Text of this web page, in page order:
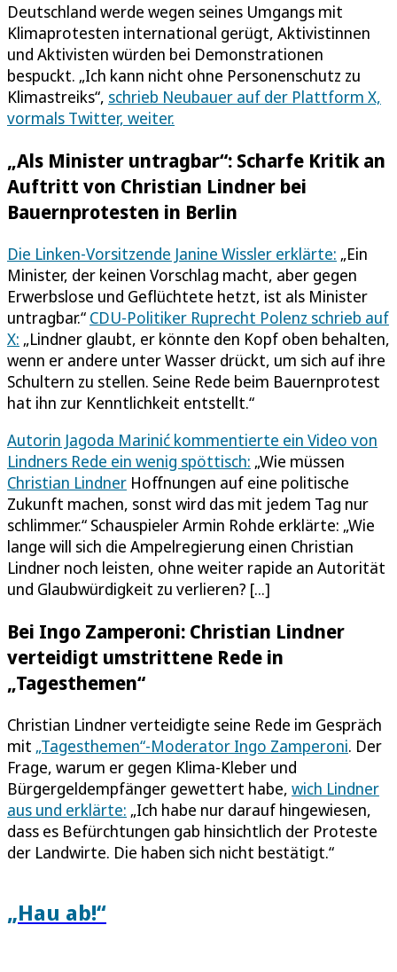
Deutschland werde wegen seines Umgangs mit
Klimaprotesten international gerügt, Aktivistinnen
und Aktivisten würden bei Demonstrationen
bespuckt. „Ich kann nicht ohne Personenschutz zu
Klimastreiks“, schrieb Neubauer auf der Plattform X,
vormals Twitter, weiter.
„Als Minister untragbar“: Scharfe Kritik an
Auftritt von Christian Lindner bei
Bauernprotesten in Berlin
Die Linken-Vorsitzende Janine Wissler erklärte: „Ein
Minister, der keinen Vorschlag macht, aber gegen
Erwerbslose und Geflüchtete hetzt, ist als Minister
untragbar.“ CDU-Politiker Ruprecht Polenz schrieb auf
X: „Lindner glaubt, er könnte den Kopf oben behalten,
wenn er andere unter Wasser drückt, um sich auf ihre
Schultern zu stellen. Seine Rede beim Bauernprotest
hat ihn zur Kenntlichkeit entstellt.“
Autorin Jagoda Marinić kommentierte ein Video von
Lindners Rede ein wenig spöttisch: „Wie müssen
Christian Lindner Hoffnungen auf eine politische
Zukunft machen, sonst wird das mit jedem Tag nur
schlimmer.“ Schauspieler Armin Rohde erklärte: „Wie
lange will sich die Ampelregierung einen Christian
Lindner noch leisten, ohne weiter rapide an Autorität
und Glaubwürdigkeit zu verlieren? [...]
Bei Ingo Zamperoni: Christian Lindner
verteidigt umstrittene Rede in
„Tagesthemen“
Christian Lindner verteidigte seine Rede im Gespräch
mit „Tagesthemen“-Moderator Ingo Zamperoni. Der
Frage, warum er gegen Klima-Kleber und
Bürgergeldempfänger gewettert habe, wich Lindner
aus und erklärte: „Ich habe nur darauf hingewiesen,
dass es Befürchtungen gab hinsichtlich der Proteste
der Landwirte. Die haben sich nicht bestätigt.“
„Hau ab!“